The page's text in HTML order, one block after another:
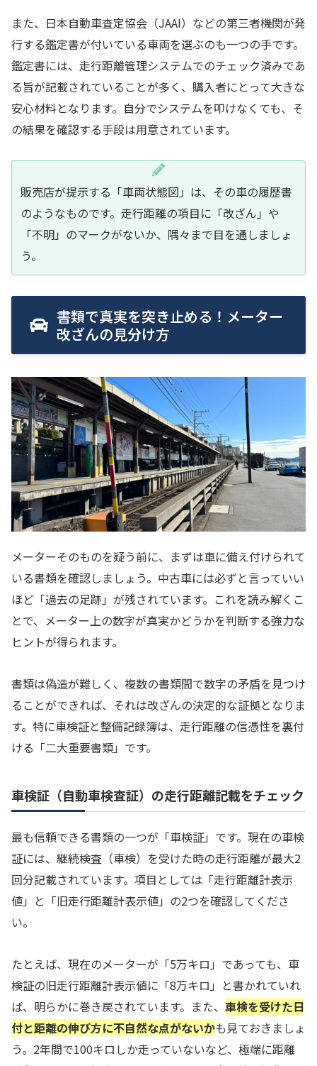
また、日本自動車査定協会（JAAI）などの第三者機関が発
行する鑑定書が付いている車両を選ぶのも一つの手です。
鑑定書には、走行距離管理システムでのチェック済みであ
る旨が記載されていることが多く、購入者にとって大きな
安心材料となります。自分でシステムを叩けなくても、そ
の結果を確認する手段は用意されています。
販売店が提示する「車両状態図」は、その車の履歴書
のようなものです。走行距離の項目に「改ざん」や
「不明」のマークがないか、隅々まで目を通しましょ
う。
書類で真実を突き止める！メーター
改ざんの見分け方
メーターそのものを疑う前に、まずは車に備え付けられて
いる書類を確認しましょう。中古車には必ずと言っていい
ほど「過去の足跡」が残されています。これを読み解くこ
とで、メーター上の数字が真実かどうかを判断する強力な
ヒントが得られます。
書類は偽造が難しく、複数の書類間で数字の矛盾を見つけ
ることができれば、それは改ざんの決定的な証拠となりま
す。特に車検証と整備記録簿は、走行距離の信憑性を裏付
ける「二大重要書類」です。
車検証（自動車検査証）の走行距離記載をチェック
最も信頼できる書類の一つが「車検証」です。現在の車検
証には、継続検査（車検）を受けた時の走行距離が最大2
回分記載されています。項目としては「走行距離計表示
値」と「旧走行距離計表示値」の2つを確認してくださ
い。
たとえば、現在のメーターが「5万キロ」であっても、車
検証の旧走行距離計表示値に「8万キロ」と書かれていれ
ば、明らかに巻き戻されています。また、 車検を受けた日
付と距離の伸び方に不自然な点がないかも見ておきましょ
う。2年間で100キロしか走っていないなど、極端に距離